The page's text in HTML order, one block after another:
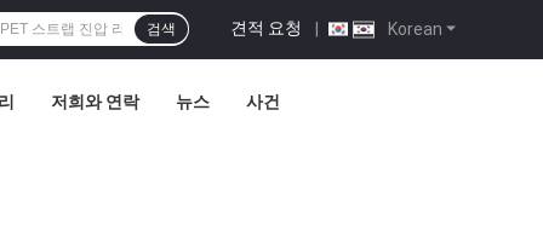
Korean
견적 요청 |
검색
저희와 연락 뉴스 사건